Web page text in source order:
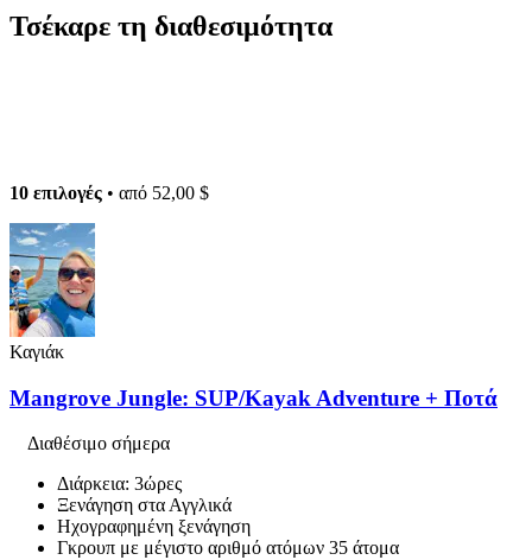
Τσέκαρε τη διαθεσιμότητα
10 επιλογές • από 52,00 $
Καγιάκ
Mangrove Jungle: SUP/Kayak Adventure + Ποτά
Διαθέσιμο σήμερα
Διάρκεια: 3ώρες
Ξενάγηση στα Αγγλικά
Ηχογραφημένη ξενάγηση
Γκρουπ με μέγιστο αριθμό ατόμων 35 άτομα